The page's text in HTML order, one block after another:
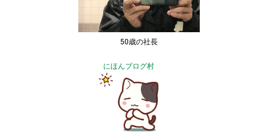
50歳の社長
にほんブログ村